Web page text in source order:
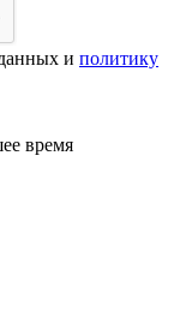
и политику
время